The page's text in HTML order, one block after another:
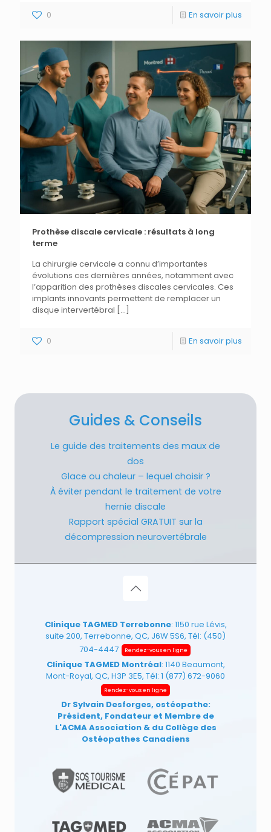
0 En savoir plus
Prothèse discale cervicale : résultats à long
terme
La chirurgie cervicale a connu d’importantes
évolutions ces dernières années, notamment avec
l’apparition des prothèses discales cervicales. Ces
implants innovants permettent de remplacer un
disque intervertébral […]
0 En savoir plus
Guides & Conseils
Le guide des traitements des maux de
dos
Glace ou chaleur – lequel choisir ?
À éviter pendant le traitement de votre
hernie discale
Rapport spécial GRATUIT sur la
décompression neurovertébrale
Clinique TAGMED Terrebonne: 1150 rue Lévis,
suite 200, Terrebonne, QC, J6W 5S6, Tél: (450)
704-4447
Rendez-vous en ligne
Clinique TAGMED Montréal: 1140 Beaumont,
Mont-Royal, QC, H3P 3E5, Tél: 1 (877) 672-9060
Rendez-vous en ligne
Dr Sylvain Desforges, ostéopathe:
Président, Fondateur et Membre de
L'ACMA Association & du Collège des
Ostéopathes Canadiens